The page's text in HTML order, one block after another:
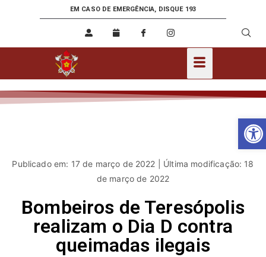
EM CASO DE EMERGÊNCIA, DISQUE 193
Publicado em: 17 de março de 2022 | Última modificação: 18
de março de 2022
Bombeiros de Teresópolis
realizam o Dia D contra
queimadas ilegais